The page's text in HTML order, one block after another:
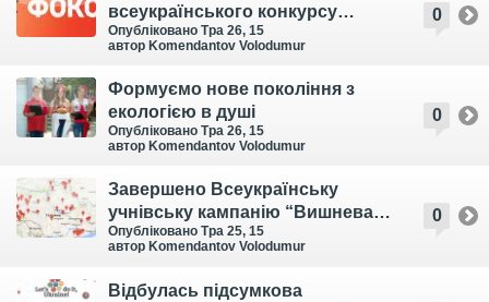
0
всеукраїнського конкурсу
«ЕКОклас»
Опубліковано Тра 26, 15
автор Komendantov Volodumur
0
Формуємо нове покоління з
екологією в душі
Опубліковано Тра 26, 15
автор Komendantov Volodumur
0
Завершено Всеукраїнську
учнівську кампанію “Вишнева
Україна”
Опубліковано Тра 25, 15
автор Komendantov Volodumur
Відбулась підсумкова